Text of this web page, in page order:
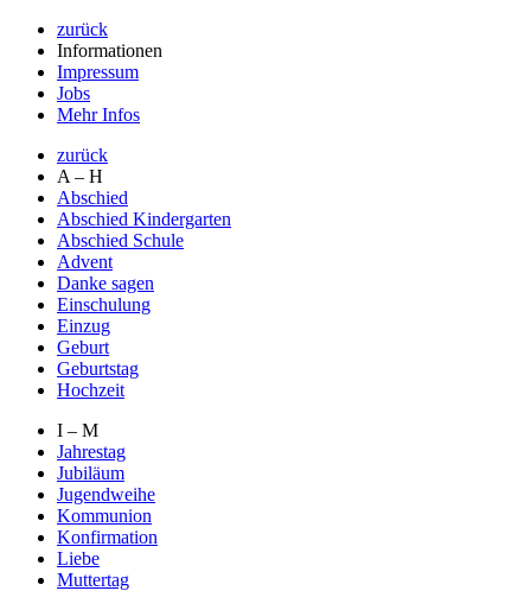
zurück
Informationen
Impressum
Jobs
Mehr Infos
zurück
A – H
Abschied
Abschied Kindergarten
Abschied Schule
Advent
Danke sagen
Einschulung
Einzug
Geburt
Geburtstag
Hochzeit
I – M
Jahrestag
Jubiläum
Jugendweihe
Kommunion
Konfirmation
Liebe
Muttertag